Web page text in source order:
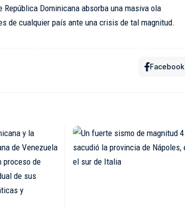
República Dominicana absorba una masiva ola
de cualquier país ante una crisis de tal magnitud.
Facebook